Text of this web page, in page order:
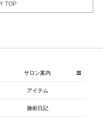
TOP
サロン案内
アイテム
施術日記